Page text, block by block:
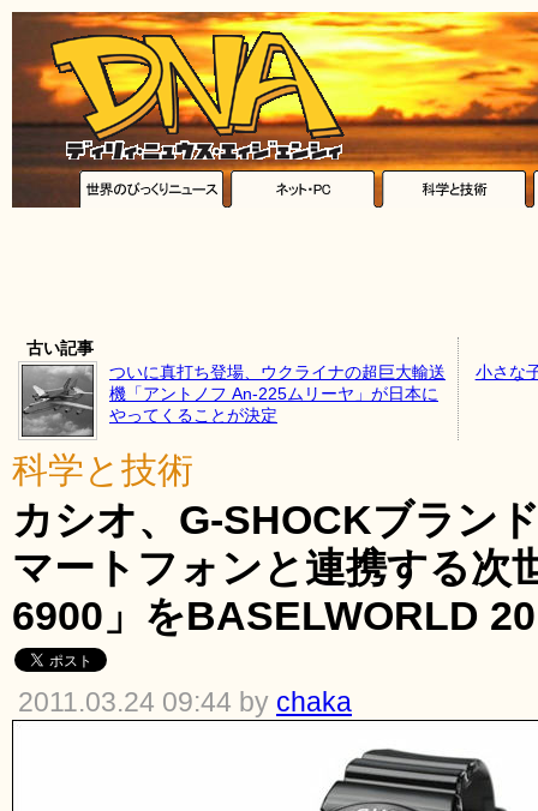
古い記事
ついに真打ち登場、ウクライナの超巨大輸送
機「アントノフ An-225ムリーヤ」が日本に
やってくることが決定
小さな
科学と技術
カシオ、G-SHOCKブラン
マートフォンと連携する次
6900」をBASELWORLD
2011.03.24 09:44 by chaka